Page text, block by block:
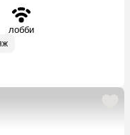
лобби